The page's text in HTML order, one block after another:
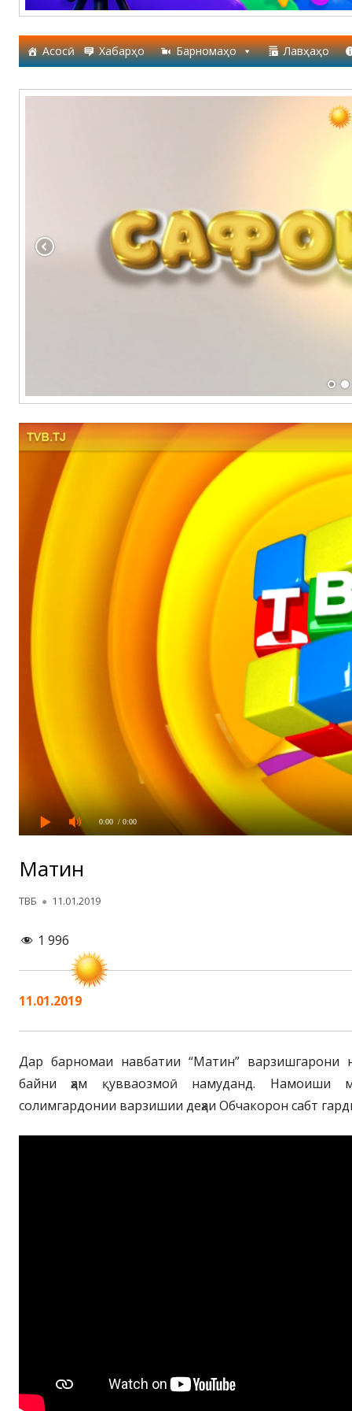
Асосӣ Хабарҳо Барномаҳо Лавҳаҳо
0:00 / 0:00
Матин
Автор
ТВБ Опубликовано
11.01.2019
1 996
11.01.2019
Дар барномаи навбатии “Матин” варзишгарони
байни ҳам қувваозмоӣ намуданд. Намоиши
солимгардонии варзишии деҳаи Обчакорон сабт